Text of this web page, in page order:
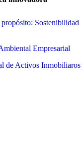
propósito: Sostenibilidad
Empresarial
de Activos Inmobiliaros